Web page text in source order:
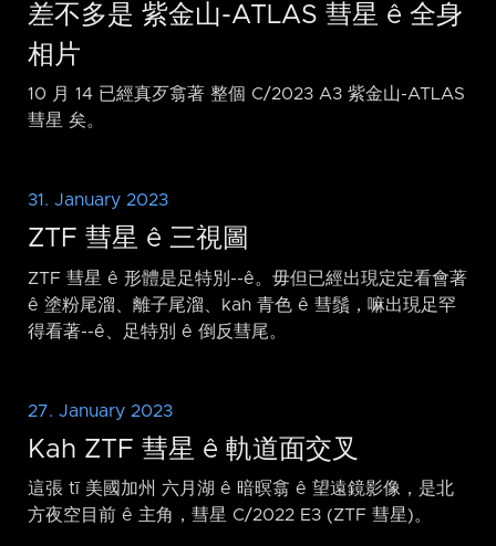
差不多是 紫金山-ATLAS 彗星 ê 全身
相片
10 月 14 已經真歹翕著 整個 C/2023 A3 紫金山-ATLAS
彗星 矣。
31. January 2023
ZTF 彗星 ê 三視圖
ZTF 彗星 ê 形體是足特別-⁠-ê。毋但已經出現定定看會著
ê 塗粉尾溜、離子尾溜、kah 青色 ê 彗鬚，嘛出現足罕
得看著-⁠-ê、足特別 ê 倒反彗尾。
27. January 2023
Kah ZTF 彗星 ê 軌道面交叉
這張 tī 美國加州 六月湖 ê 暗暝翕 ê 望遠鏡影像，是北
方夜空目前 ê 主角，彗星 C/2022 E3 (ZTF 彗星)。